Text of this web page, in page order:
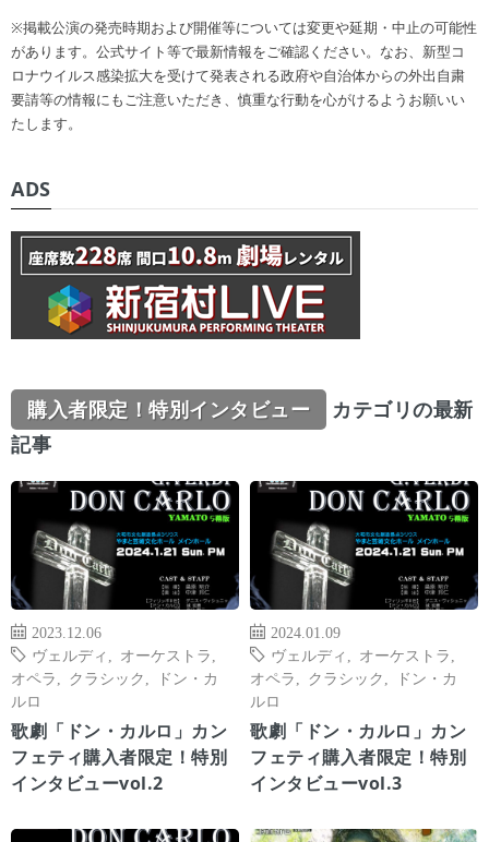
※掲載公演の発売時期および開催等については変更や延期・中止の可能性
があります。公式サイト等で最新情報をご確認ください。なお、新型コ
ロナウイルス感染拡大を受けて発表される政府や自治体からの外出自粛
要請等の情報にもご注意いただき、慎重な行動を心がけるようお願いい
たします。
ADS
購入者限定！特別インタビュー
カテゴリの最新
記事
2023.12.06
ヴェルディ
オーケストラ
オペラ
クラシック
ドン・カ
ルロ
歌劇「ドン・カルロ」カン
フェティ購入者限定！特別
インタビューvol.2
2024.01.09
ヴェルディ
オーケストラ
オペラ
クラシック
ドン・カ
ルロ
歌劇「ドン・カルロ」カン
フェティ購入者限定！特別
インタビューvol.3